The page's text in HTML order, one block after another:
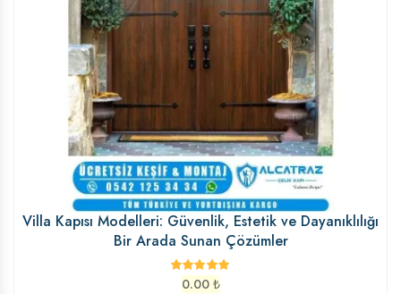
Villa Kapısı Modelleri: Güvenlik, Estetik ve Dayanıklılığı
Bir Arada Sunan Çözümler
0.00 ₺